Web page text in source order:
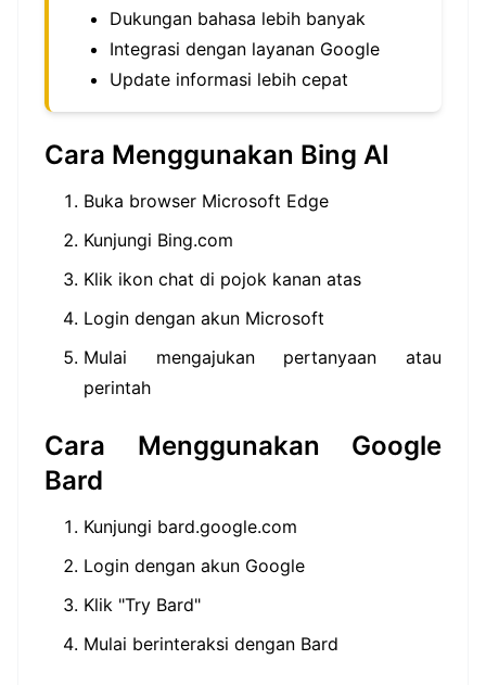
Dukungan bahasa lebih banyak
Integrasi dengan layanan Google
Update informasi lebih cepat
Cara Menggunakan Bing AI
Buka browser Microsoft Edge
Kunjungi Bing.com
Klik ikon chat di pojok kanan atas
Login dengan akun Microsoft
Mulai mengajukan pertanyaan atau
perintah
Cara Menggunakan Google
Bard
Kunjungi bard.google.com
Login dengan akun Google
Klik "Try Bard"
Mulai berinteraksi dengan Bard